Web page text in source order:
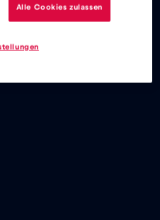
Alle Cookies zulassen